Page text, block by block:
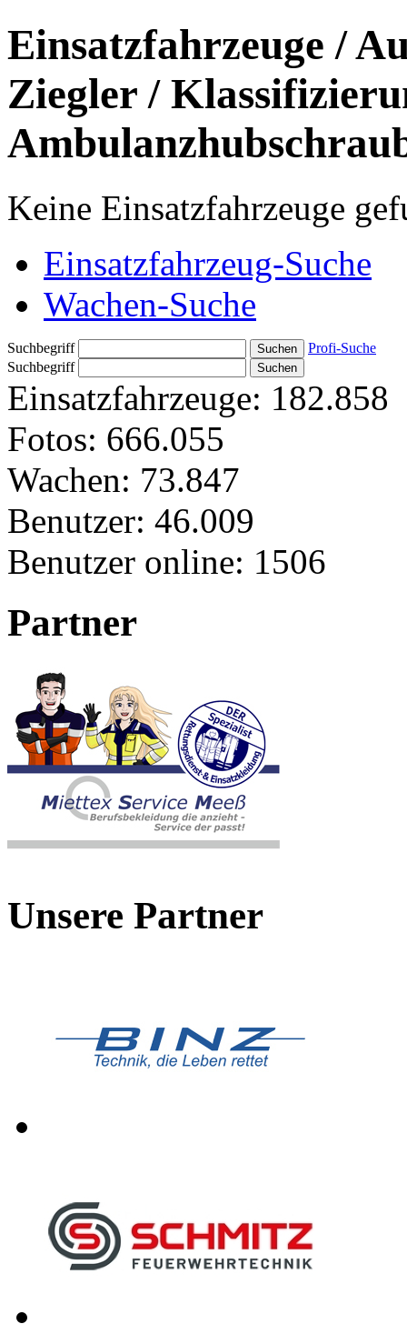
Einsatzfahrzeuge /
Ziegler /
Keine Einsatzfahrzeuge
Einsatzfahrzeug-Suche
Wachen-Suche
Suchbegriff
Profi-Suche
Suchbegriff
Einsatzfahrzeuge: 182.858
Fotos: 666.055
Wachen: 73.847
Benutzer: 46.009
Benutzer online: 1506
Partner
Unsere Partner